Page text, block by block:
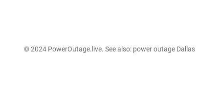
© 2024 PowerOutage.live. See also: power outage Dallas